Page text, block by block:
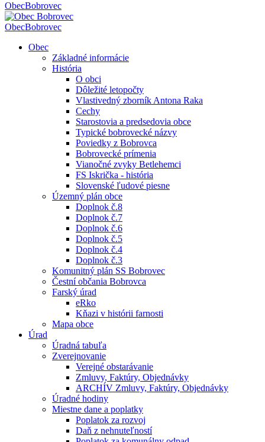
ObecBobrovec
ObecBobrovec
Obec
Základné informácie
História
O obci
Dôležité letopočty
Vlastivedný zborník Antona Raka
Cechy
Starostovia a predsedovia obce
Typické bobrovecké názvy
Poviedky z Bobrovca
Bobrovecké prímenia
Vianočné zvyky Betlehemci
FS Iskrička - história
Slovenské ľudové piesne
Územný plán obce
Doplnok č.8
Doplnok č.7
Doplnok č.6
Doplnok č.5
Doplnok č.4
Doplnok č.3
Komunitný plán SS Bobrovec
Čestní občania Bobrovca
Farský úrad
eRko
Kňazi v histórii farnosti
Mapa obce
Úrad
Úradná tabuľa
Zverejnovanie
Verejné obstarávanie
Zmluvy, Faktúry, Objednávky
ARCHÍV Zmluvy, Faktúry, Objednávky
Úradné hodiny
Miestne dane a poplatky
Poplatok za rozvoj
Daň z nehnuteľností